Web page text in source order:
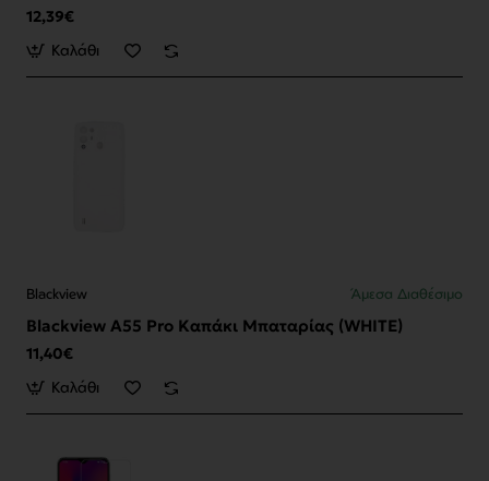
12,39€
Καλάθι
Blackview Άμεσα Διαθέσιμο
Blackview A55 Pro Καπάκι Μπαταρίας (WHITE)
11,40€
Καλάθι